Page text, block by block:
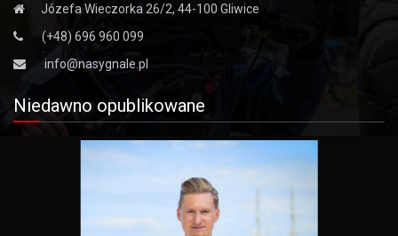
Józefa Wieczorka 26/2, 44-100 Gliwice
(+48) 696 960 099
info@nasygnale.pl
Niedawno opublikowane